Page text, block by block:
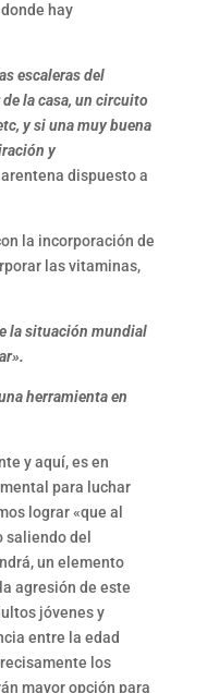
hay
escaleras del
la casa, un circuito
y si una muy buena
y
dispuesto a
la incorporación de
las vitaminas,
la situación mundial
herramienta en
y aquí, es en
para luchar
lograr «que al
del
un elemento
agresión de este
jóvenes y
entre la edad
los
mayor opción para